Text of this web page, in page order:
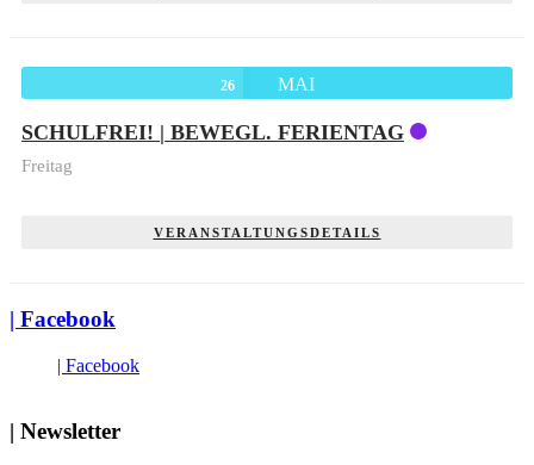
26 MAI
SCHULFREI! | BEWEGL. FERIENTAG
Freitag
VERANSTALTUNGSDETAILS
| Facebook
| Facebook
| Newsletter